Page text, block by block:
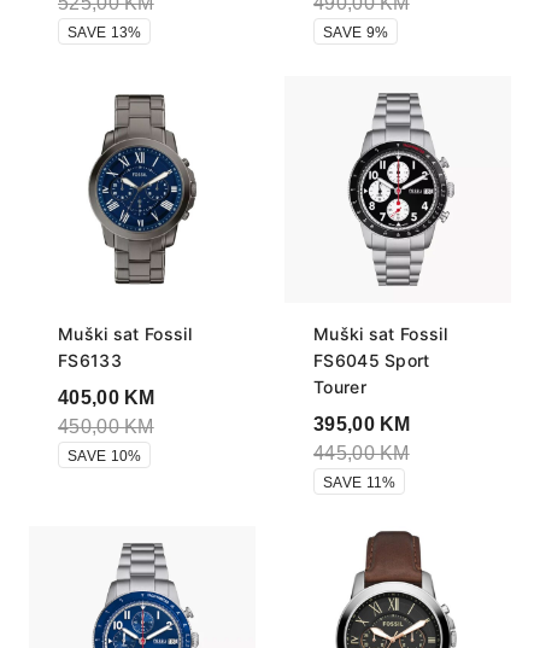
SAVE 13% SAVE 9%
Muški sat Fossil
FS6133
405,00 KM
450,00KM
SAVE 10%
Muški sat Fossil
FS6045 Sport
Tourer
395,00 KM
445,00KM
SAVE 11%